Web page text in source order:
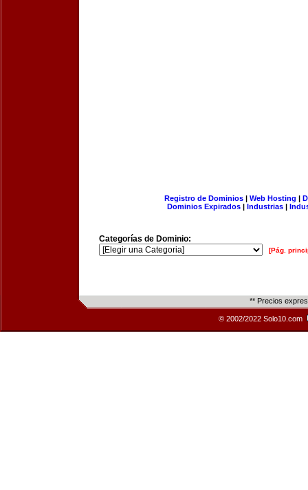
Registro de Dominios| Web Hosting |
Dominios Expirados | Industrias |
Categorías de Dominio:
[Pág.
** Precios
© 2002/2022 Solo10.com